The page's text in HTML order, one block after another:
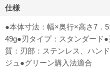
仕様
●本体寸法：幅×奥行×高さ7．
49g●刃タイプ：スタンダード
質：刃部：ステンレス、ハン
ジュ●グリーン購入法適合